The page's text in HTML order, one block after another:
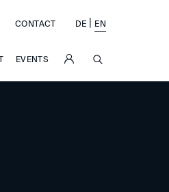
EVENTS
CONTACT DE EN